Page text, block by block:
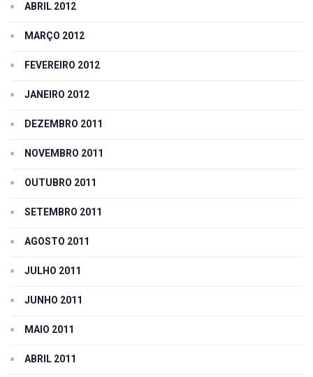
ABRIL 2012
MARÇO 2012
FEVEREIRO 2012
JANEIRO 2012
DEZEMBRO 2011
NOVEMBRO 2011
OUTUBRO 2011
SETEMBRO 2011
AGOSTO 2011
JULHO 2011
JUNHO 2011
MAIO 2011
ABRIL 2011